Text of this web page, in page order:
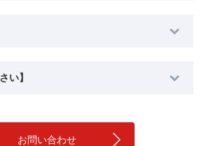
い】
お問い合わせ